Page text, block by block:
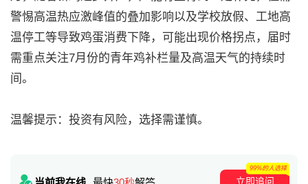
警惕高温热应激峰值的叠加影响以及学校放假、工地高
温停工等导致鸡蛋消费下降，可能出现价格拐点，届时
需重点关注7月份的青年鸡补栏量及高温天气的持续时
间。
温馨提示：投资有风险，选择需谨慎。
立即追问
99%的人选择